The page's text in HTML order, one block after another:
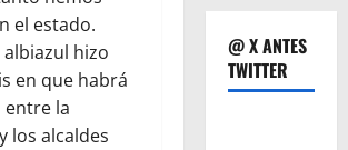
el estado.
hizo
en que habrá
entre la
los alcaldes
@ X ANTES
TWITTER